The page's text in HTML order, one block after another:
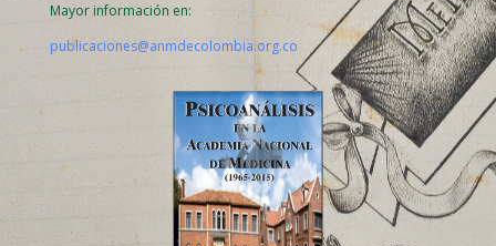
Mayor información en:
publicaciones@anmdecolombia.org.co